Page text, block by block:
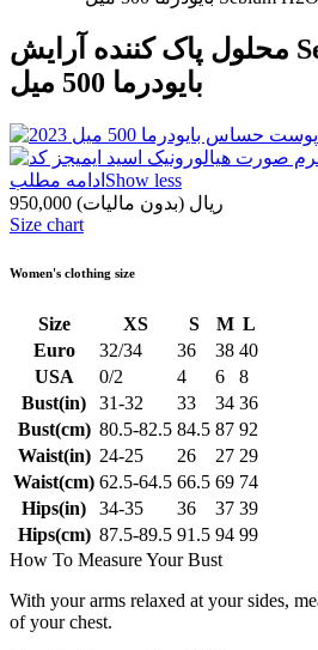
محلول پاک کننده آرایش Sebium H2O
بایودرما 500 میل
ادامه مطلب Show less
950,000 ریال (بدون مالیات)
Size chart
Women's clothing size
Size XS S M L
Euro
32/34 36 38 40
USA
0/2 4 6
8
Bust(in)
31-32 33 34 36
Bust(cm) 80.5-82.5 84.5 87 92
Waist(in) 24-25 26 27 29
Waist(cm) 62.5-64.5 66.5 69 74
Hips(in)
34-35 36 37 39
Hips(cm) 87.5-89.5 91.5 94 99
How To Measure Your Bust
With your arms relaxed at your sides,
of your chest.